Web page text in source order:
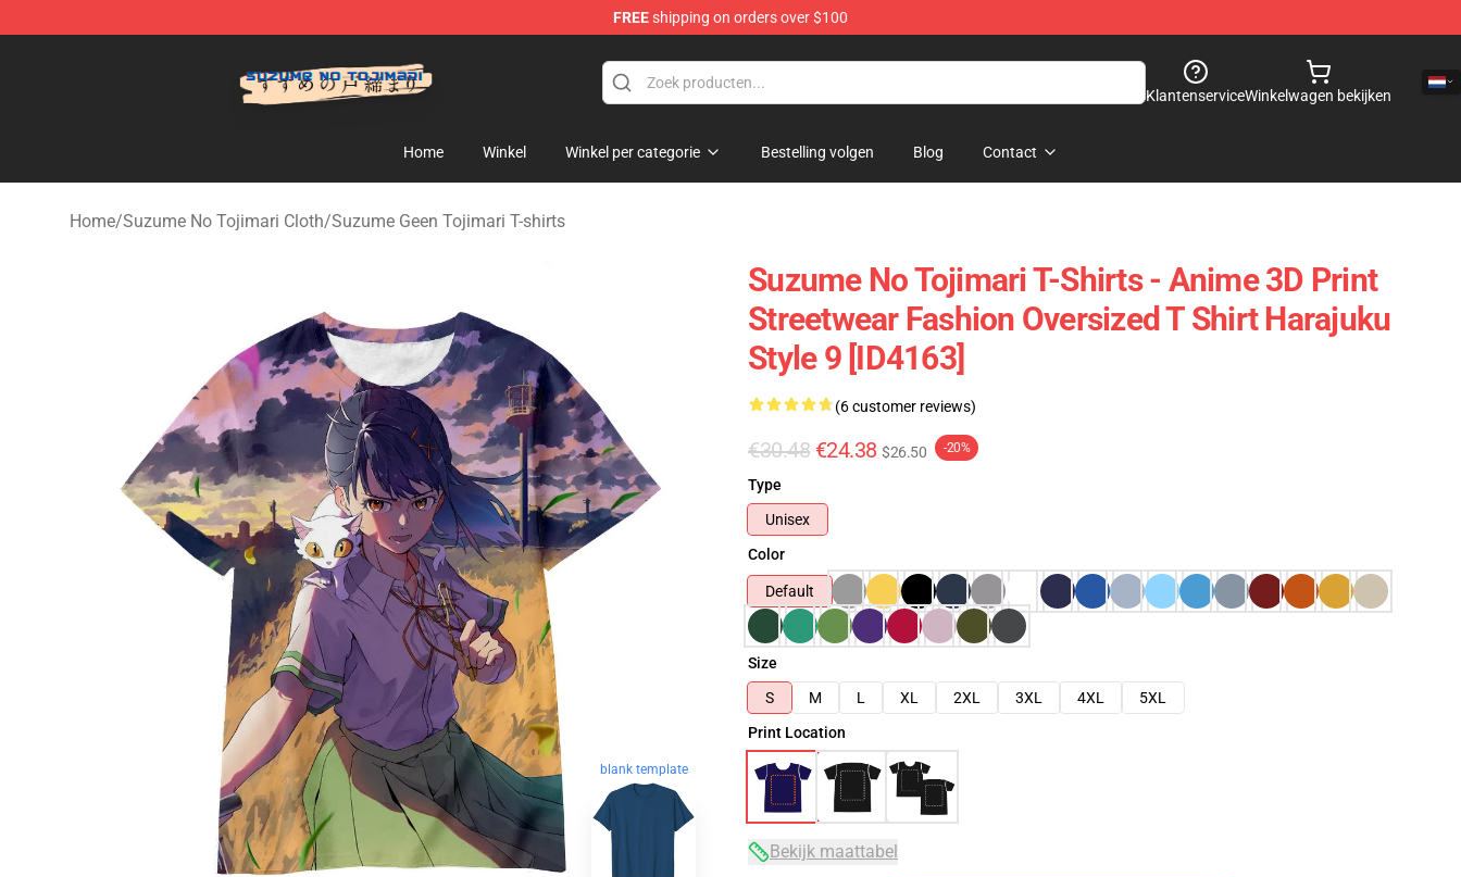
FREEshipping on orders over $100
KlantenserviceWinkelwagen bekijken
Home Winkel Winkel per categorie Bestelling volgen Blog Contact
Home/Suzume No Tojimari Cloth/Suzume Geen Tojimari T-shirts
blank template
Suzume No Tojimari T-Shirts - Anime 3D Print
Streetwear Fashion Oversized T Shirt Harajuku
Style 9 [ID4163]
(6 customer reviews)
€30.48 €24.38 $26.50 -20%
Type
Unisex
Color
Default
Size
S
M L XL 2XL 3XL 4XL
5XL
Print Location
Bekijk maattabel